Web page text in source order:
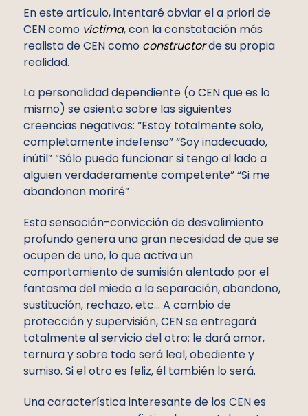
En este artículo, intentaré obviar el a priori de
CEN como víctima, con la constatación más
realista de CEN como constructorde su propia
realidad.
La personalidad dependiente (o CEN que es lo
mismo) se asienta sobre las siguientes
creencias negativas: “Estoy totalmente solo,
completamente indefenso” “Soy inadecuado,
inútil” “Sólo puedo funcionar si tengo al lado a
alguien verdaderamente competente” “Si me
abandonan moriré”
Esta sensación-convicción de desvalimiento
profundo genera una gran necesidad de que se
ocupen de uno, lo que activa un
comportamiento de sumisión alentado por el
fantasma del miedo a la separación, abandono,
sustitución, rechazo, etc… A cambio de
protección y supervisión, CEN se entregará
totalmente al servicio del otro: le dará amor,
ternura y sobre todo será leal, obediente y
sumiso. Si el otro es feliz, él también lo será.
Una característica interesante de los CEN es